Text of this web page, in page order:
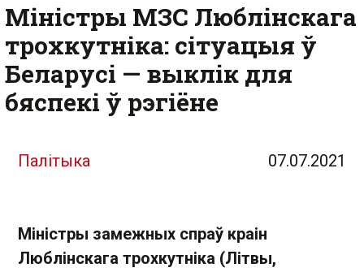
Міністры МЗС Люблінскага
трохкутніка: сітуацыя ў
Беларусі — выклік для
бяспекі ў рэгіёне
Палітыка 07.07.2021
Міністры замежных спраў краін
Люблінскага трохкутніка (Літвы,